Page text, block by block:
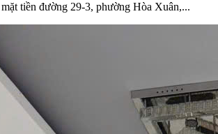
tiền đường 29-3, phường Hòa Xuân,...